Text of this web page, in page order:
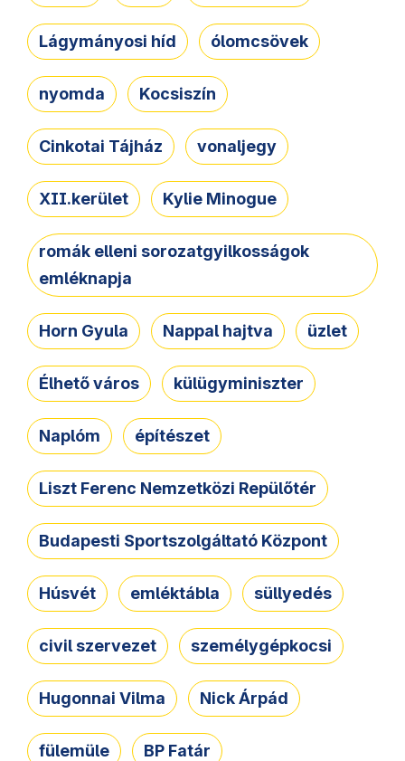
Lágymányosi híd ólomcsövek
nyomda Kocsiszín
Cinkotai Tájház vonaljegy
XII.kerület Kylie Minogue
romák elleni sorozatgyilkosságok
emléknapja
Horn Gyula Nappal hajtva üzlet
Élhető város külügyminiszter
Naplóm építészet
Liszt Ferenc Nemzetközi Repülőtér
Budapesti Sportszolgáltató Központ
Húsvét emléktábla süllyedés
civil szervezet személygépkocsi
Hugonnai Vilma Nick Árpád
fülemüle BP Fatár